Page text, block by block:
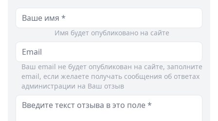
Имя будет опубликовано на сайте
Ваш email не будет опубликован на сайте, заполните
email, если желаете получать сообщения об ответах
администрации на Ваш отзыв